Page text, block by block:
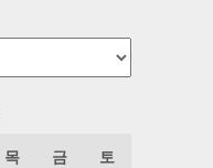
목 금 토